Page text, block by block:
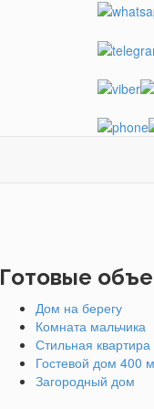
Готовые
Дом на берегу
Комната мальчика
Стильная квартира
Гостевой дом 400 м
Загородный дом